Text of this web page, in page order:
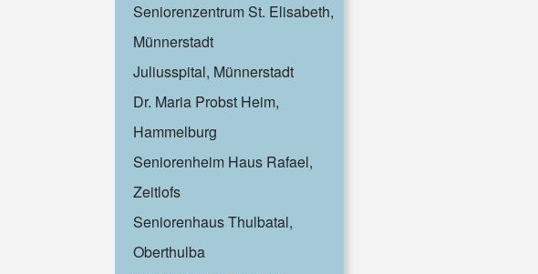
Seniorenzentrum St. Elisabeth,
Münnerstadt
Juliusspital, Münnerstadt
Dr. Maria Probst Heim,
Hammelburg
Seniorenheim Haus Rafael,
Zeitlofs
Seniorenhaus Thulbatal,
Oberthulba